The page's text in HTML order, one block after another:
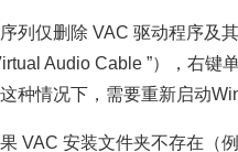
列仅删除 VAC 驱动程序及
Audio Cable ”），右键
种情况下，需要重新启动
VAC 安装文件夹不存在（